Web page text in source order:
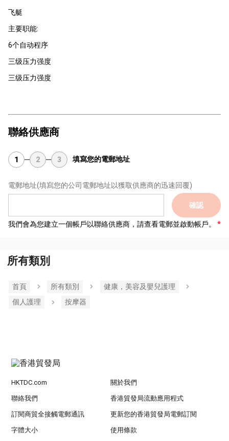
飞艇
主要职能:
6个自动程序
三级压力强度
三级压力强度
聯絡供應商
1 2 3 填寫您的電郵地址
電郵地址(填寫您的公司電郵地址以獲取供應商的迅速回覆)
確認
我們會為您建立一個帳戶以聯絡供應商，請查看電郵並啟動帳戶。
所有類別
首頁 所有類別
健康，美容及嬰兒護理
個人護理
按摩器
HKTDC.com 關於我們
聯絡我們 香港貿發局流動應用程式
訂閱商貿全接觸電郵通訊 更新您的香港貿發局電郵訂閱
字體大小 使用條款